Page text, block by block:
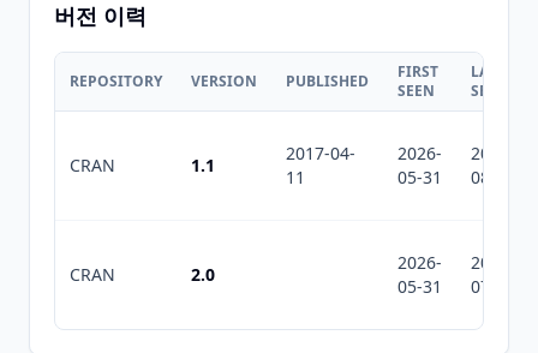
버전 이력
REPOSITORY VERSION PUBLISHED
FIRST
SEEN
LAST
SEEN
CRAN 1.1
2017-04-
11
2026-
05-31
2026-
08-05
CRAN 2.0
2026-
05-31
2026-
07-10